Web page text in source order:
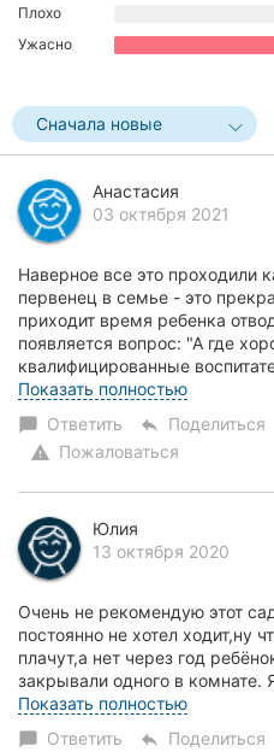
Кривой
Херсон
Полтава
Чернигов
Черкассы
Черновцы
Сумы
Ивано-
Луцк
Ужгород
Карпаты
Плохо
Ужасно
Сначала новые
Анастасия
03 октября 2021
Наверное все это проходили
первенец в семье - это
приходит время ребенка
появляется вопрос: "А где
квалифицированные
подход...
Показать полностью
chat_bubble Ответить reply Поделиться
warning Пожаловаться
Юлия
13 октября 2020
Очень не рекомендую этот
постоянно не хотел ходит,ну
плачут,а нет через год
закрывали одного в
доказать ничего не могу!В
Показать полностью
chat_bubble Ответить reply Поделиться